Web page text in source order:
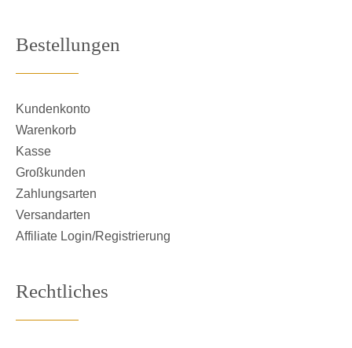
Bestellungen
Kundenkonto
Warenkorb
Kasse
Großkunden
Zahlungsarten
Versandarten
Affiliate Login/Registrierung
Rechtliches